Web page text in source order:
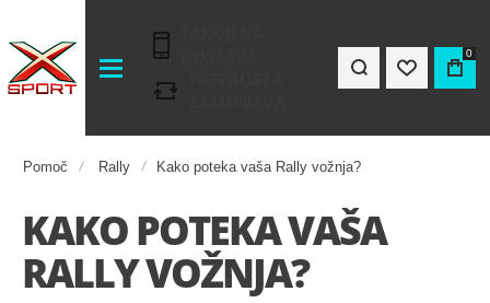
0
Pomoč Rally Kako poteka vaša Rally vožnja?
KAKO POTEKA VAŠA
RALLY VOŽNJA?